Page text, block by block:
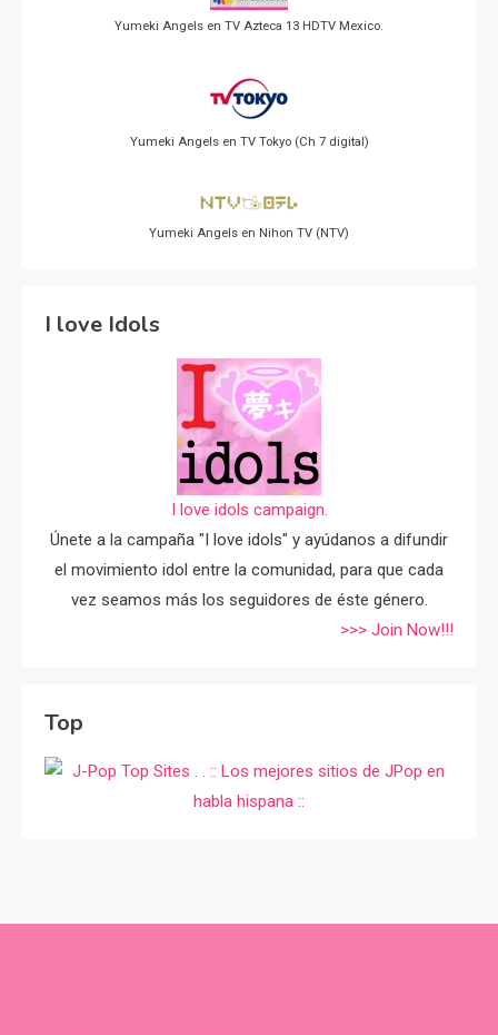
Yumeki Angels en TV Azteca 13 HDTV Mexico.
Yumeki Angels en TV Tokyo (Ch 7 digital)
Yumeki Angels en Nihon TV (NTV)
I love Idols
I love idols campaign.
Únete a la campaña "I love idols" y ayúdanos a difundir
el movimiento idol entre la comunidad, para que cada
vez seamos más los seguidores de éste género.
>>> Join Now!!!
Top